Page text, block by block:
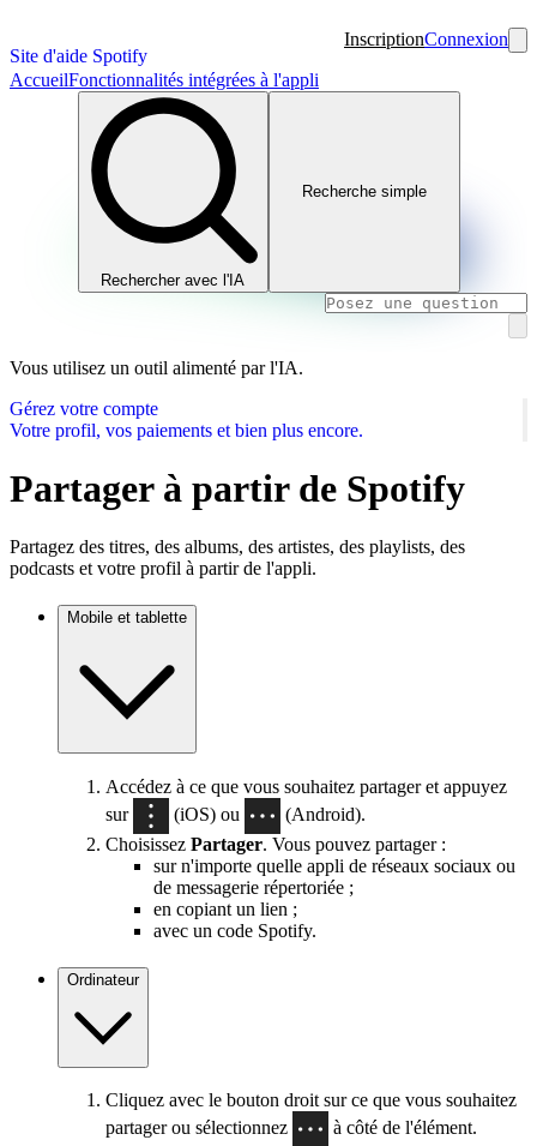
Site d'aide Spotify
InscriptionConnexion
AccueilFonctionnalités intégrées à l'appli
Rechercher avec l'IA
Recherche simple
Vous utilisez un outil alimenté par l'IA.
Gérez votre compte
Votre profil, vos paiements et bien plus encore.
Partager à partir de Spotify
Partagez des titres, des albums, des artistes, des playlists, des
podcasts et votre profil à partir de l'appli.
Mobile et tablette
Accédez à ce que vous souhaitez partager et appuyez
sur
(iOS) ou
(Android).
Choisissez Partager. Vous pouvez partager :
sur n'importe quelle appli de réseaux sociaux ou
de messagerie répertoriée ;
en copiant un lien ;
avec un code Spotify.
Ordinateur
Cliquez avec le bouton droit sur ce que vous souhaitez
partager ou sélectionnez
à côté de l'élément.